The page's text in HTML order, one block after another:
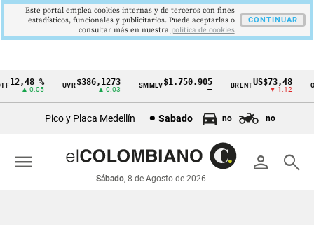
Cintillo
económicos
Colombia
12,48 %
▲ 0.05
UVR$386,1273
▲ 0.03
SMMLV$1.750.905 BRENTUS$73,48
▼ 1.12
Pico y Placa Medellín Sabado no no
person search
Sábado, 8 de Agosto de 2026
menu
Este portal emplea cookies internas y de terceros con fines
estadísticos, funcionales y publicitarios. Puede aceptarlas o
consultar más en nuestra politica de cookies
CONTINUAR